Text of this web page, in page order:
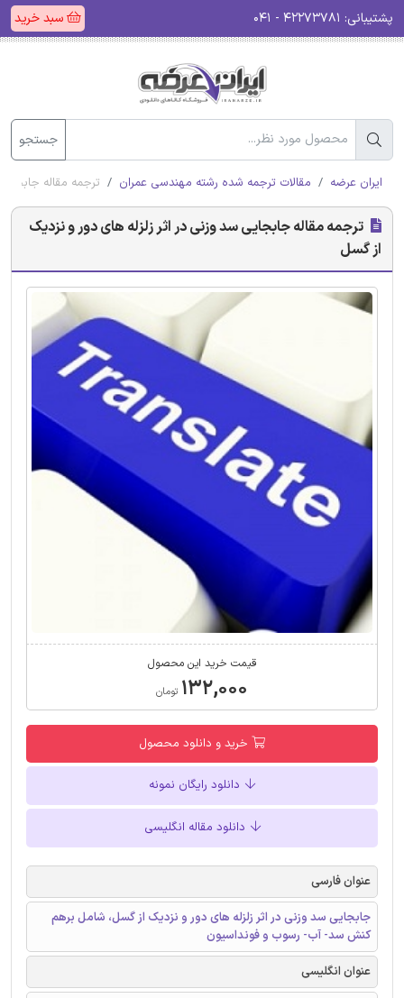
پشتیبانی: سبد خرید
جستجو
ایران عرضه مقالات ترجمه شده رشته مهندسی عمران ترجمه مقاله
ترجمه مقاله جابجایی سد وزنی در اثر زلزله های دور و نزدیک
از گسل
قیمت خرید این محصول
۱۳۲,۰۰۰ تومان
خرید و دانلود محصول
دانلود رایگان نمونه
دانلود مقاله انگلیسی
عنوان فارسی
جابجایی سد وزنی در اثر زلزله های دور و نزدیک از گسل، شامل برهم
کنش سد- آب- رسوب و فونداسیون
عنوان انگلیسی